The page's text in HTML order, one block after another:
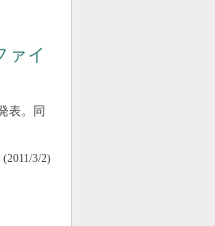
ァイ
表。同
(2011/3/2)